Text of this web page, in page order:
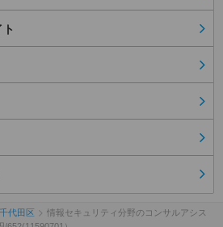
千代田区
情報セキュリティ分野のコンサルアシス